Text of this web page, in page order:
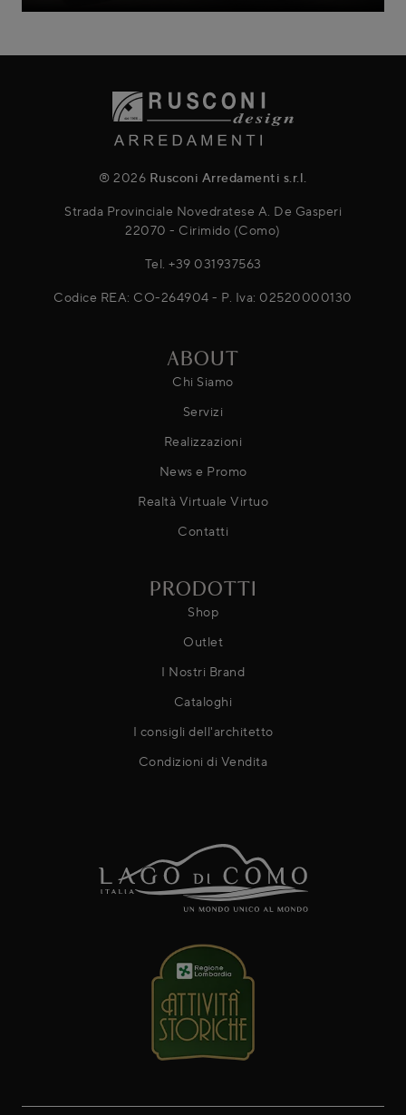
® 2026 Rusconi Arredamenti s.r.l.
Strada Provinciale Novedratese A. De Gasperi
22070 - Cirimido (Como)
Tel. +39 031937563
Codice REA: CO-264904 - P. Iva: 02520000130
ABOUT
Chi Siamo
Servizi
Realizzazioni
News e Promo
Realtà Virtuale Virtuo
Contatti
PRODOTTI
Shop
Outlet
I Nostri Brand
Cataloghi
I consigli dell'architetto
Condizioni di Vendita